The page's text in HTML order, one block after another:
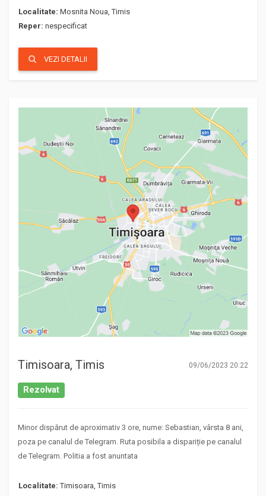
Localitate: Mosnita Noua, Timis
Reper: nespecificat
VEZI DETALII
Timisoara, Timis 09/06/2023 20:22
Rezolvat
Minor dispărut de aproximativ 3 ore, nume: Sebastian, vârsta 8 ani,
poza pe canalul de Telegram. Ruta posibila a dispariție pe canalul
de Telegram. Politia a fost anuntata
Localitate: Timisoara, Timis